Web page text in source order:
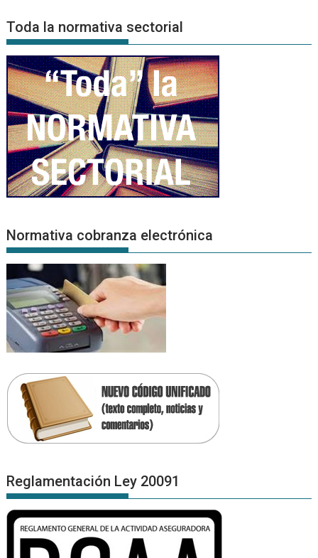
Noticias
Toda la normativa sectorial
Normativa cobranza electrónica
Reglamentación Ley 20091